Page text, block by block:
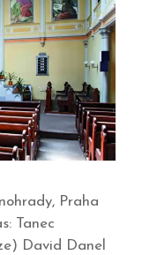
Praha
Tanec
David Danel